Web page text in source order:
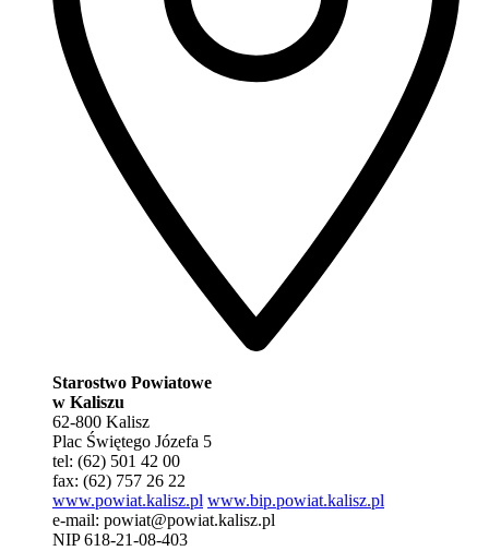
Starostwo Powiatowe
w Kaliszu
62-800 Kalisz
Plac Świętego Józefa 5
tel: (62) 501 42 00
fax: (62) 757 26 22
www.powiat.kalisz.pl www.bip.powiat.kalisz.pl
e-mail: powiat@powiat.kalisz.pl
NIP 618-21-08-403